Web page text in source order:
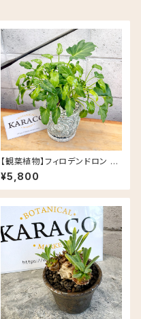
【観葉植物】フィロデンドロン ク
ッカバラ ライム バリエガータ 斑
入り 5号 Rosa セメント鉢
¥5,800